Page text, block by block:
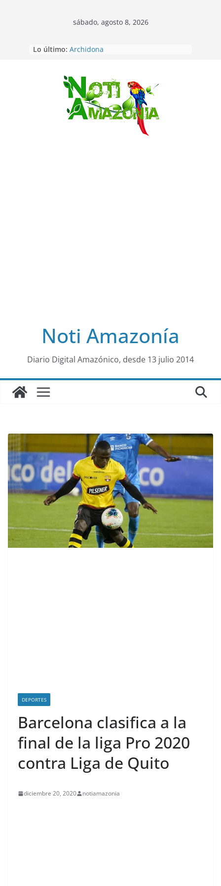
Saltar
al
sábado, agosto 8, 2026
Lo último: Napo: presunto sicariato en cantón
desaparecidos fueron encontrados
muertos en Puerto lopez
Sentencian a 34 años de prisión a
implicados en caso de Alison,
oriunda de Tena
Vozinha, el arquero sensación de
cabo Verde, ya llegó para
Noti Amazonía
Diario Digital Amazónico, desde 13 julio 2014
DEPORTES
Barcelona clasifica a la
final de la liga Pro 2020
contra Liga de Quito
diciembre 20, 2020 notiamazonia